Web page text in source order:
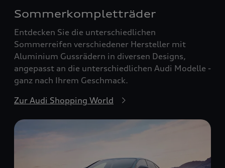
Sommerkompletträder
Entdecken Sie die unterschiedlichen
Sommerreifen verschiedener Hersteller mit
Aluminium Gussrädern in diversen Designs,
angepasst an die unterschiedlichen Audi Modelle -
ganz nach Ihrem Geschmack.
Zur Audi Shopping World